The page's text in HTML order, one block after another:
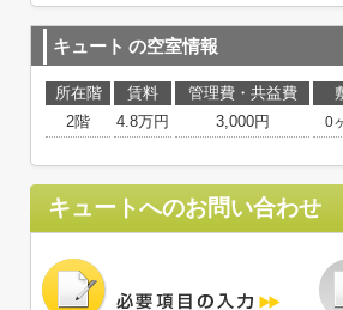
キュート の空室情報
所在階 賃料 管理費・共益費
2階
4.8万円 3,000円 0
キュートへのお問い合わせ